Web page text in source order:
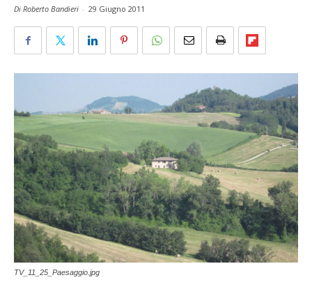
Di Roberto Bandieri - 29 Giugno 2011
TV_11_25_Paesaggio.jpg